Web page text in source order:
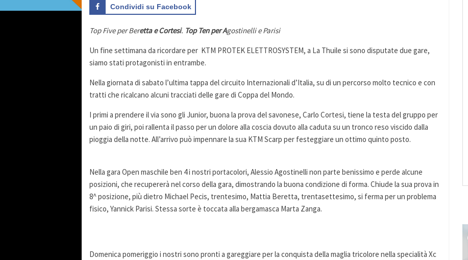
Condividi su Facebook
Top Five per Beretta e Cortesi. Top Ten per Agostinelli e Parisi
Un fine settimana da ricordare per KTM PROTEK ELETTROSYSTEM, a La Thuile si sono disputate due gare,
siamo stati protagonisti in entrambe.
Nella giornata di sabato l’ultima tappa del circuito Internazionali d’Italia, su di un percorso molto tecnico e con
tratti che ricalcano alcuni tracciati delle gare di Coppa del Mondo.
I primi a prendere il via sono gli Junior, buona la prova del savonese, Carlo Cortesi, tiene la testa del gruppo per
un paio di giri, poi rallenta il passo per un dolore alla coscia dovuto alla caduta su un tronco reso viscido dalla
pioggia della notte. All’arrivo può impennare la sua KTM Scarp per festeggiare un ottimo quinto posto.
Nella gara Open maschile ben 4 i nostri portacolori, Alessio Agostinelli non parte benissimo e perde alcune
posizioni, che recupererà nel corso della gara, dimostrando la buona condizione di forma. Chiude la sua prova in
8^ posizione, più dietro Michael Pecis, trentesimo, Mattia Beretta, trentasettesimo, si ferma per un problema
fisico, Yannick Parisi. Stessa sorte è toccata alla bergamasca Marta Zanga.
Domenica pomeriggio i nostri sono pronti a gareggiare per la conquista della maglia tricolore nella specialità Xc